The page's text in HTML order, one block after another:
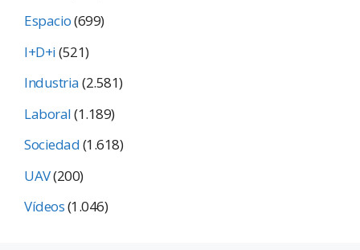
Espacio(699)
I+D+i(521)
Industria(2.581)
Laboral(1.189)
Sociedad(1.618)
UAV(200)
Vídeos(1.046)